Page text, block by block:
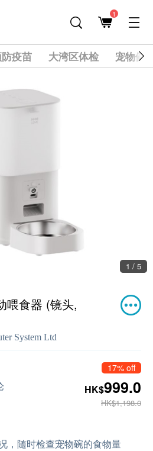
1
疫苗 大湾区体检 宠物健
1 / 5
喂食器 (镜头,
System Ltd
17% off
HK$999.0
HK$1,198.0
，随时检查宠物碗的食物量